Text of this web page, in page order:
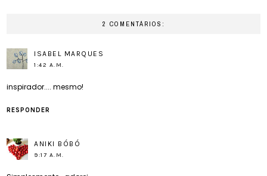
2 COMENTÁRIOS:
ISABEL MARQUES
1:42 A.M.
inspirador.... mesmo!
RESPONDER
ANIKI BÓBÓ
9:17 A.M.